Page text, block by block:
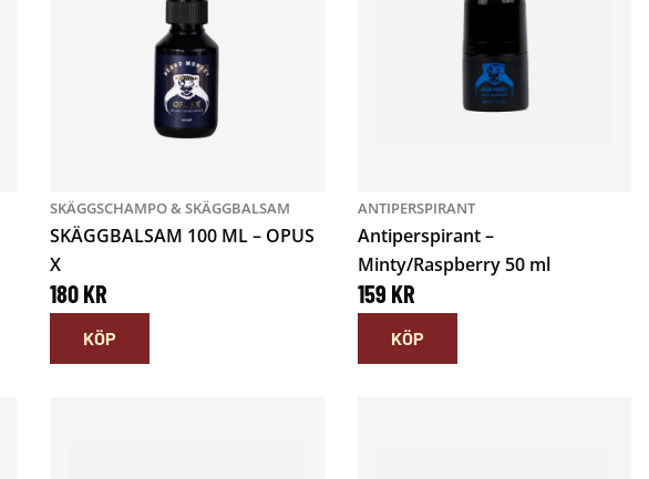
SKÄGGSCHAMPO & SKÄGGBALSAM
SKÄGGBALSAM 100 ML – OPUS
X
180KR
KÖP
ANTIPERSPIRANT
Antiperspirant –
Minty/Raspberry 50 ml
159 KR
KÖP